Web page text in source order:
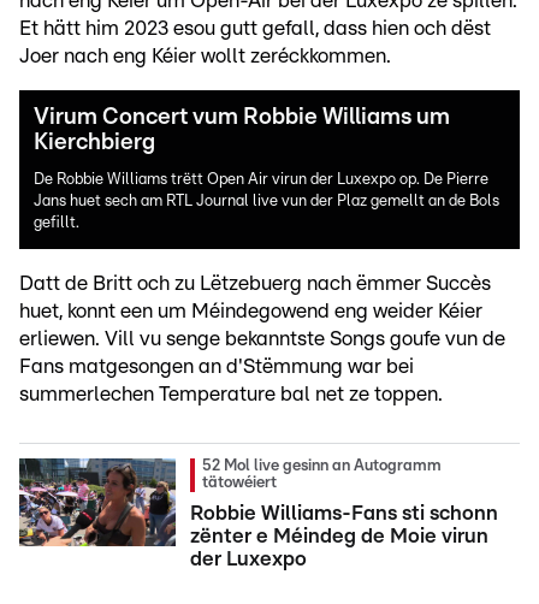
Et hätt him 2023 esou gutt gefall, dass hien och dëst
Joer nach eng Kéier wollt zeréckkommen.
Virum Concert vum Robbie Williams um
Kierchbierg
De Robbie Williams trëtt Open Air virun der Luxexpo op. De Pierre
Jans huet sech am RTL Journal live vun der Plaz gemellt an de Bols
gefillt.
Datt de Britt och zu Lëtzebuerg nach ëmmer Succès
huet, konnt een um Méindegowend eng weider Kéier
erliewen. Vill vu senge bekanntste Songs goufe vun de
Fans matgesongen an d'Stëmmung war bei
summerlechen Temperature bal net ze toppen.
52 Mol live gesinn an Autogramm
tätowéiert
Robbie Williams-Fans sti schonn
zënter e Méindeg de Moie virun
der Luxexpo